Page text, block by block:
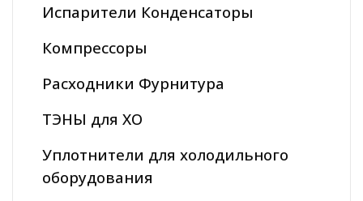
Испарители Конденсаторы
Компрессоры
Расходники Фурнитура
ТЭНЫ для ХО
Уплотнители для холодильного
оборудования